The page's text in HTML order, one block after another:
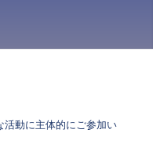
動に主体的にご参加い